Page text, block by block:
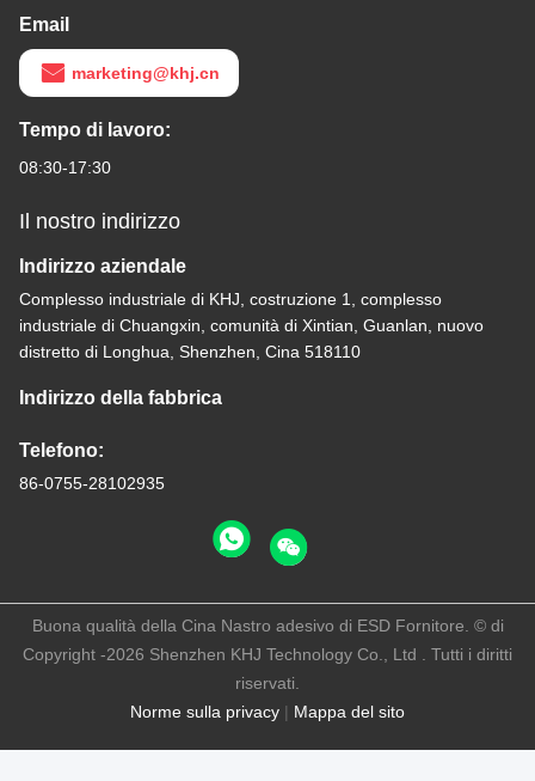
Email
marketing@khj.cn
Tempo di lavoro:
08:30-17:30
Il nostro indirizzo
Indirizzo aziendale
Complesso industriale di KHJ, costruzione 1, complesso
industriale di Chuangxin, comunità di Xintian, Guanlan, nuovo
distretto di Longhua, Shenzhen, Cina 518110
Indirizzo della fabbrica
Telefono:
86-0755-28102935
Norme sulla privacy | Mappa del sito
Buona qualità della Cina Nastro adesivo di ESD Fornitore. © di
Copyright -2026 Shenzhen KHJ Technology Co., Ltd . Tutti i diritti
riservati.